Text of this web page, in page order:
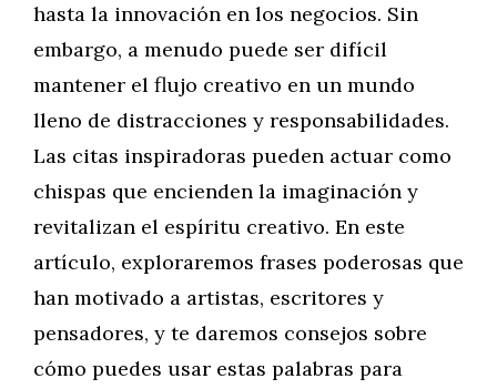
hasta la innovación en los negocios. Sin
embargo, a menudo puede ser difícil
mantener el flujo creativo en un mundo
lleno de distracciones y responsabilidades.
Las citas inspiradoras pueden actuar como
chispas que encienden la imaginación y
revitalizan el espíritu creativo. En este
artículo, exploraremos frases poderosas que
han motivado a artistas, escritores y
pensadores, y te daremos consejos sobre
cómo puedes usar estas palabras para